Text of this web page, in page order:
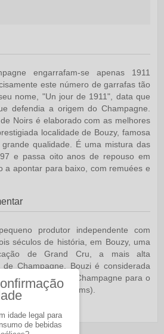
engarrafam-se apenas 1911
este número de garrafas tão
nome, "Un jour de 1911" , data que
defendia a origem do Champagne.
Noirs é elaborado com as melhores
localidade de Bouzy, famosa
qualidade. É uma mistura das
e passa oito anos de repouso em
a apontar para baixo, com remuéese
produtor independente com
séculos de história, em Bouzy, uma
de Grand Cru, a mais alta
Champagne. Bouzi é considerada
da região de Champagne para o
(Montagne de Reims).
idade legal para
de bebidas